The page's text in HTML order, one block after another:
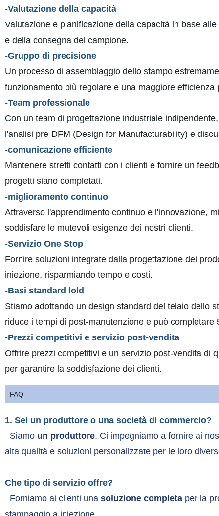
-Valutazione della capacità
Valutazione e pianificazione della capacità in base
e della consegna del campione.
-Gruppo di precisione
Un processo di assemblaggio dello stampo
funzionamento più regolare e una maggiore efficienza
-Team professionale
Con un team di progettazione industriale
l'analisi pre-DFM (Design for Manufacturability) e
-comunicazione efficiente
Mantenere stretti contatti con i clienti e fornire un
progetti siano completati.
-miglioramento continuo
Attraverso l'apprendimento continuo e l'innovazione,
soddisfare le mutevoli esigenze dei nostri clienti.
-Servizio One Stop
Fornire soluzioni integrate dalla progettazione dei
iniezione, risparmiando tempo e costi.
-Basi standard lold
Stiamo adottando un design standard del telaio dello
riduce i tempi di post-manutenzione e può completare
-Prezzi competitivi e servizio post-vendita
Offrire prezzi competitivi e un servizio post-vendita di
per garantire la soddisfazione dei clienti.
FAQ
1. Sei un produttore o una società di commercio?
Siamoun produttore. Ci impegniamo a fornire ai
alta qualità e soluzioni personalizzate per le loro
Che tipo di servizio offre?
Forniamo ai clienti unasoluzione completaper la
stampaggio a iniezione.